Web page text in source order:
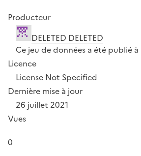
Producteur
DELETED DELETED
Ce jeu de données a été publié
Licence
License Not Specified
Dernière mise à jour
26 juillet 2021
Vues
0